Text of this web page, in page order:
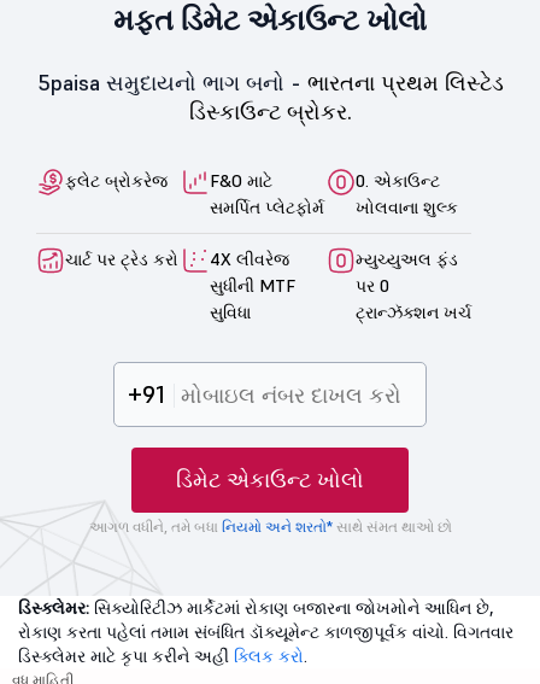
મફત ડિમેટ એકાઉન્ટ ખોલો
5paisa સમુદાયનો ભાગ બનો - ભારતના પ્રથમ લિસ્ટેડ
ડિસ્કાઉન્ટ બ્રોકર.
ફ્લેટ બ્રોકરેજ
F&O માટે
સમર્પિત પ્લેટફોર્મ
0. એકાઉન્ટ
ખોલવાના શુલ્ક
ચાર્ટ પર ટ્રેડ કરો
4X લીવરેજ
સુધીની MTF
સુવિધા
મ્યુચ્યુઅલ ફંડ
પર 0
ટ્રાન્ઝૅક્શન ખર્ચ
+91
ડિમેટ એકાઉન્ટ ખોલો
આગળ વધીને, તમે બધા નિયમો અને શરતો*સાથે સંમત થાઓ છો
ડિસ્ક્લેમર: સિક્યોરિટીઝ માર્કેટમાં રોકાણ બજારના જોખમોને આધિન છે,
રોકાણ કરતા પહેલાં તમામ સંબંધિત ડૉક્યૂમેન્ટ કાળજીપૂર્વક વાંચો. વિગતવાર
ડિસ્ક્લેમર માટે કૃપા કરીને અહીં ક્લિક કરો.
વધુ માહિતી